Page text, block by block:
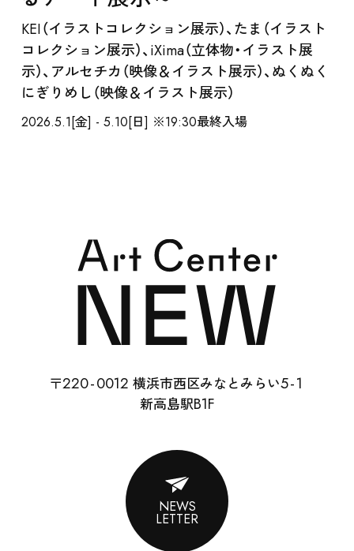
ABOUT
ACCESS
KEI（イラストコレクション展示）、たま（イラスト
コレクション展示）、iXima（立体物・イラスト展
示）、アルセチカ（映像＆イラスト展示）、ぬくぬく
にぎりめし（映像＆イラスト展示）
2026.5.1[金] - 5.10[日] ※19:30最終入場
〒220-0012 横浜市西区みなとみらい5-1
新高島駅B1F
NEWS
LETTER